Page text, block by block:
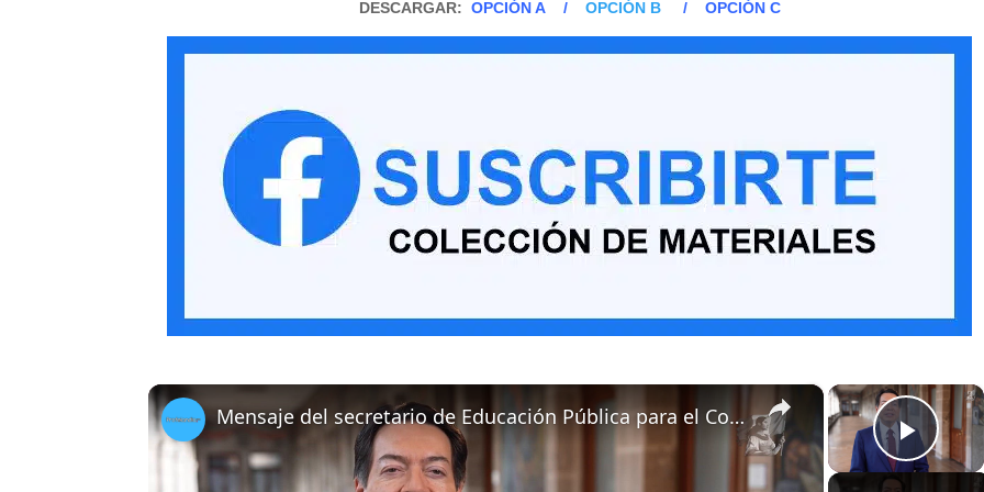
DESCARGAR: OPCIÓN A/ OPCIÓN B/ OPCIÓN C
×
Play
×
Mensaje del secretario de Educación Pública para el Consejo Técnico Escolar (1)